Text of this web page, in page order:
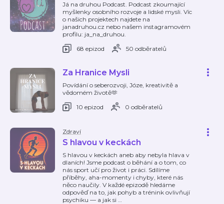
Já na druhou Podcast. Podcast zkoumající
myšlenky osobního rozvoje a lidské mysli. Víc
o našich projektech najdete na
janadruhou.cz nebo našem instagramovém
profilu: ja_na_druhou.
68 epizod
50 odběratelů
Za Hranice Mysli
Povídání o seberozvoji, Józe, kreativitě a
vědomém životě🫶
10 epizod
0 odběratelů
Zdraví
S hlavou v keckách
S hlavou v keckách aneb aby nebyla hlava v
dlaních! Jsme podcast o běhání a o tom, co
nás sport učí pro život i práci. Sdílíme
příběhy, aha-momenty i chyby, které nás
něco naučily. V každé epizodě hledáme
odpověď na to, jak pohyb a trénink ovlivňují
psychiku — a jak si …